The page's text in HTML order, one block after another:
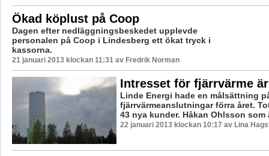
Ökad köplust på Coop
Dagen efter nedläggningsbeskedet upplevde
personalen på Coop i Lindesberg ett ökat tryck i
kassorna.
21 januari 2013 klockan 11:31 av Fredrik Norman
Intresset för fjärrvärme
Linde Energi hade en målsättning
fjärrvärmeanslutningar förra året.
43 nya kunder. Håkan Ohlsson som
22 januari 2013 klockan 10:17 av Lina